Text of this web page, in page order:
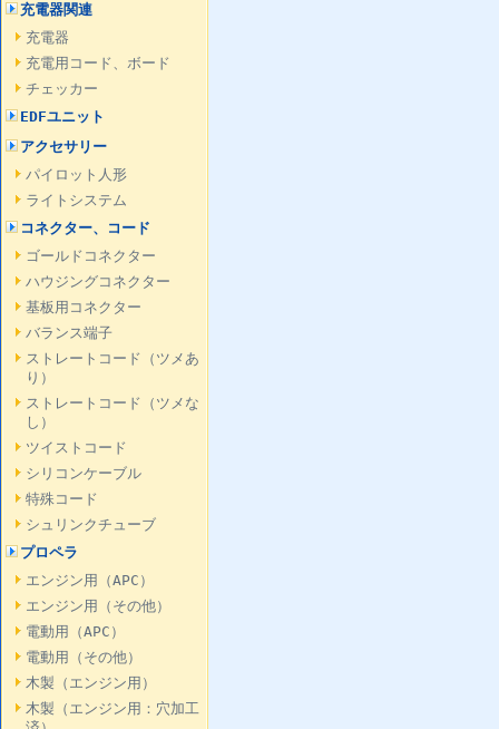
充電器関連
充電器
充電用コード、ボード
チェッカー
EDFユニット
アクセサリー
パイロット人形
ライトシステム
コネクター、コード
ゴールドコネクター
ハウジングコネクター
基板用コネクター
バランス端子
ストレートコード（ツメあ
り）
ストレートコード（ツメな
し）
ツイストコード
シリコンケーブル
特殊コード
シュリンクチューブ
プロペラ
エンジン用（APC）
エンジン用（その他）
電動用（APC）
電動用（その他）
木製（エンジン用）
木製（エンジン用：穴加工